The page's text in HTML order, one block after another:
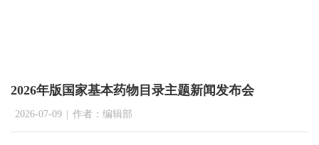
2026年版国家基本药物目录主题新闻发布会
2026-07-09 | 作者：编辑部